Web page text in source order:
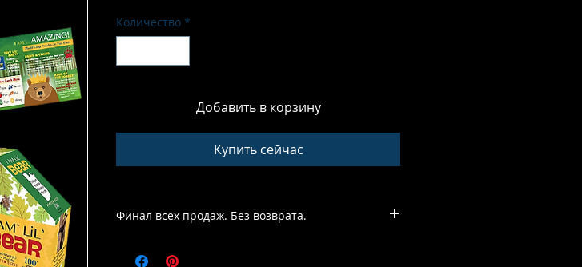
Количество *
Добавить в корзину
Купить сейчас
Финал всех продаж. Без возврата.